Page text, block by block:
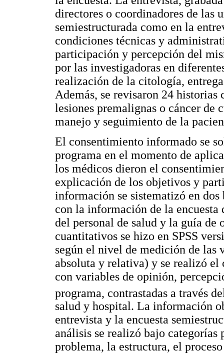
directores o coordinadores de las
semiestructurada como en la
condiciones técnicas y
participación y percepción del
por las investigadoras en
realización de la citología,
Además, se revisaron 24
lesiones premalignas o cáncer de
manejo y seguimiento de la
El consentimiento informado se
programa en el momento de
los médicos dieron el
explicación de los objetivos y
información se sistematizó en dos
con la información de la
del personal de salud y la guía de
cuantitativos se hizo en SPSS
según el nivel de medición de las
absoluta y relativa) y se realizó el
con variables de opinión,
programa, contrastadas a través
salud y hospital. La información
entrevista y la encuesta
análisis se realizó bajo categorías
problema, la estructura, el